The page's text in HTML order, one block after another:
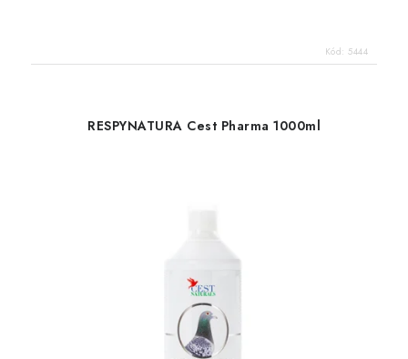
Kód: 5444
RESPYNATURA Cest Pharma 1000ml